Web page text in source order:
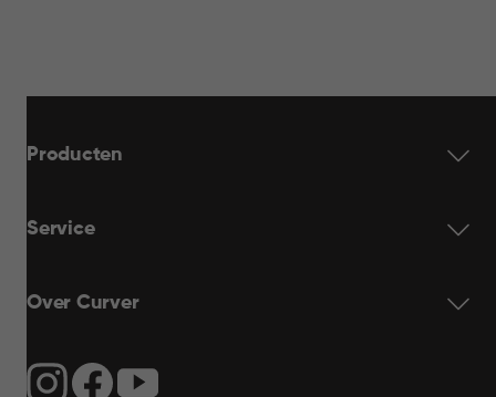
Producten
Service
Over Curver